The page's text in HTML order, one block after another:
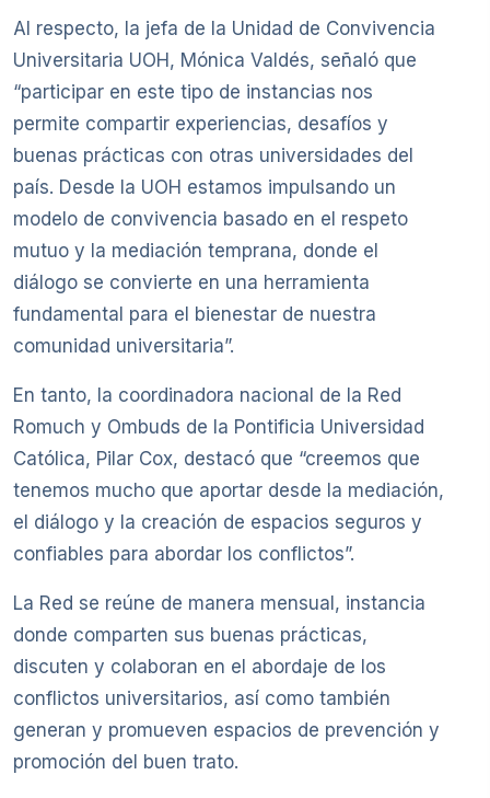
Al respecto, la jefa de la Unidad de Convivencia
Universitaria UOH, Mónica Valdés, señaló que
“participar en este tipo de instancias nos
permite compartir experiencias, desafíos y
buenas prácticas con otras universidades del
país. Desde la UOH estamos impulsando un
modelo de convivencia basado en el respeto
mutuo y la mediación temprana, donde el
diálogo se convierte en una herramienta
fundamental para el bienestar de nuestra
comunidad universitaria”.
En tanto, la coordinadora nacional de la Red
Romuch y Ombuds de la Pontificia Universidad
Católica, Pilar Cox, destacó que “creemos que
tenemos mucho que aportar desde la mediación,
el diálogo y la creación de espacios seguros y
confiables para abordar los conflictos”.
La Red se reúne de manera mensual, instancia
donde comparten sus buenas prácticas,
discuten y colaboran en el abordaje de los
conflictos universitarios, así como también
generan y promueven espacios de prevención y
promoción del buen trato.